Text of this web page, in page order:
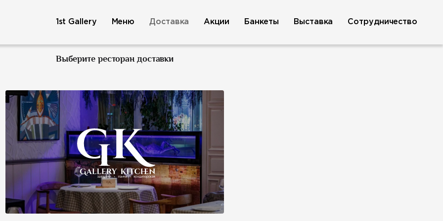
Выберите ресторан доставки
1st Gallery Выставка
Доставка Сотрудничество
Меню Акции Банкеты